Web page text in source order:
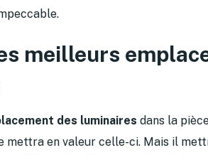
meilleurs
des luminaires dans la
mettra en valeur celle-ci. Mais il